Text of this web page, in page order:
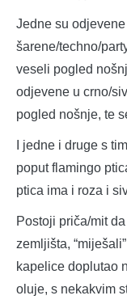
Jedne su odjevene
šarene/techno/
veseli pogled
odjevene u crno/
pogled nošnje, te
I jedne i druge s
poput flamingo
ptica ima i roza i
Postoji priča/mit
zemljišta,
kapelice doplutao
oluje, s nekakvim